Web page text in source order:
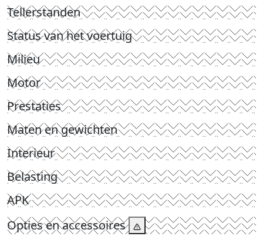
Tellerstanden
Status van het voertuig
Milieu
Motor
Prestaties
Maten en gewichten
Interieur
Belasting
APK
Opties en accessoires